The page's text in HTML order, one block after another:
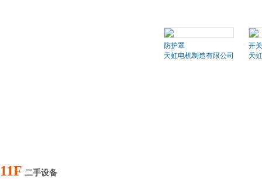
防护罩
天虹电机制造有限公司
开关
天
11F 二手设备